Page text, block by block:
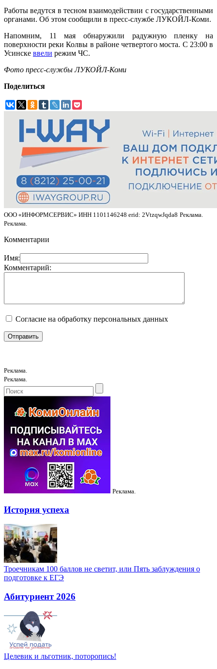
Работы ведутся в тесном взаимодействии с государственными
органами. Об этом сообщили в пресс-службе ЛУКОЙЛ-Коми.
Напомним, 11 мая обнаружили радужную пленку на
поверхности реки Колвы в районе четвертого моста. С 23:00 в
Усинске ввели режим ЧС.
Фото пресс-службы ЛУКОЙЛ-Коми
Поделиться
ООО «ИНФОРМСЕРВИС» ИНН 1101146248 erid: 2VtzqwJqda8 Реклама.
Реклама.
Комментарии
Имя:
Комментарий:
Согласие на обработку персональных данных
Реклама.
Реклама.
Реклама.
История успеха
Троечникам 100 баллов не светит, или Пять заблуждения о
подготовке к ЕГЭ
Абитуриент 2026
Целевик и льготник, поторопись!